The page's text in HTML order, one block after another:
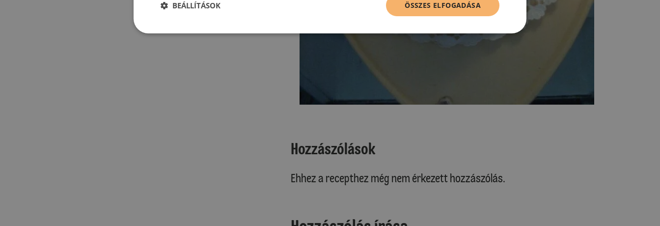
Hozzászólások
Ehhez a recepthez még nem érkezett hozzászólás.
ÖSSZES ELFOGADÁSA
BEÁLLÍTÁSOK